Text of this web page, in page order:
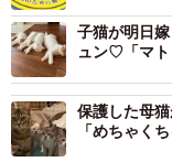
子猫が明日
ュン♡「マト
保護した母
「めちゃく